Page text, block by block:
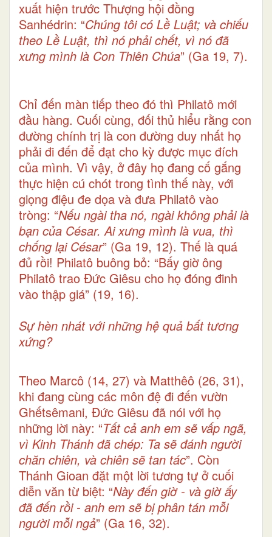
xuất hiện trước Thượng hội đồng
Sanhédrin: “Chúng tôi có Lề Luật; và chiếu
theo Lề Luật, thì nó phải chết, vì nó đã
xưng mình là Con Thiên Chúa” (Ga 19, 7).
Chỉ đến màn tiếp theo đó thì Philatô mới
đầu hàng. Cuối cùng, đối thủ hiểu rằng con
đường chính trị là con đường duy nhất họ
phải đi đến để đạt cho kỳ được mục đích
của mình. Vì vậy, ở đây họ đang cố gắng
thực hiện cú chót trong tình thế này, với
giọng điệu đe dọa và đưa Philatô vào
tròng: “Nếu ngài tha nó, ngài không phải là
bạn của César. Ai xưng mình là vua, thì
chống lại César” (Ga 19, 12). Thế là quá
đủ rồi! Philatô buông bỏ: “Bấy giờ ông
Philatô trao Đức Giêsu cho họ đóng đinh
vào thập giá” (19, 16).
Sự hèn nhát với những hệ quả bất tương
xứng?
Theo Marcô (14, 27) và Matthêô (26, 31),
khi đang cùng các môn đệ đi đến vườn
Ghếtsêmani, Đức Giêsu đã nói với họ
những lời này: “Tất cả anh em sẽ vấp ngã,
vì Kinh Thánh đã chép: Ta sẽ đánh người
chăn chiên, và chiên sẽ tan tác”. Còn
Thánh Gioan đặt một lời tương tự ở cuối
diễn văn từ biệt: “Này đến giờ - và giờ ấy
đã đến rồi - anh em sẽ bị phân tán mỗi
người mỗi ngả” (Ga 16, 32).